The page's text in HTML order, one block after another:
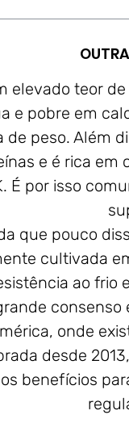
elevado teor
e pobre em
de peso. Além
e é rica em
É por isso
que pouco
cultivada
ao frio
consenso
onde
desde
benefícios